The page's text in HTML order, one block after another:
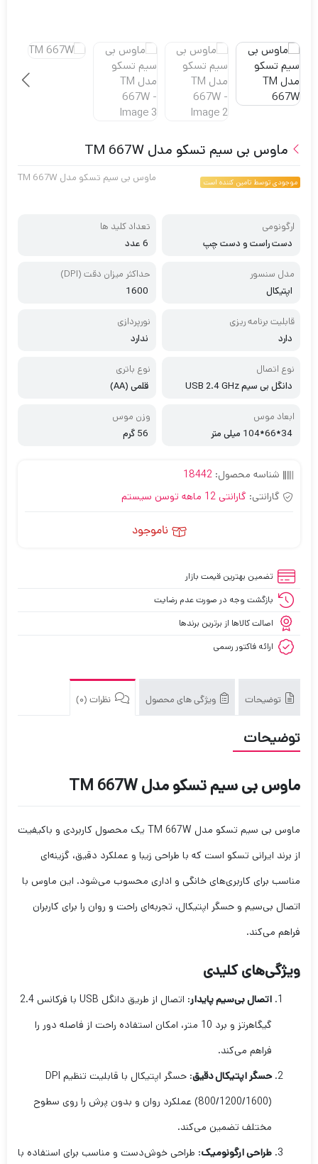
ماوس بی سیم تسکو مدل TM 667W
موجودی توسط تامین کننده است ماوس بی سیم تسکو مدل TM 667W
ارگونومی
دست راست و دست چپ
تعداد کلید ها
6 عدد
مدل سنسور
اپتیکال
حداکثر میزان دقت (DPI)
1600
قابلیت برنامه ریزی
دارد
نورپردازی
ندارد
نوع اتصال
دانگل بی سیم USB 2.4 GHz
نوع باتری
قلمی (AA)
ابعاد موس
34*66*104 میلی متر
وزن موس
56 گرم
شناسه محصول: 18442
گارانتی: گارانتی 12 ماهه توسن سیستم
ناموجود
تضمین بهترین قیمت بازار
بازگشت وجه در صورت عدم رضایت
اصالت کالاها از برترین برندها
ارائه فاکتور رسمی
توضیحات ویژگی های محصول نظرات (0)
توضیحات
ماوس بی سیم تسکو مدل TM 667W
ماوس بی سیم تسکو مدل TM 667W یک محصول کاربردی و باکیفیت
از برند ایرانی تسکو است که با طراحی زیبا و عملکرد دقیق، گزینه‌ای
مناسب برای کاربری‌های خانگی و اداری محسوب می‌شود. این ماوس با
اتصال بی‌سیم و حسگر اپتیکال، تجربه‌ای راحت و روان را برای کاربران
فراهم می‌کند.
ویژگی‌های کلیدی
اتصال بی‌سیم پایدار
: اتصال از طریق دانگل USB با فرکانس 2.4
گیگاهرتز و برد 10 متر، امکان استفاده راحت از فاصله دور را
فراهم می‌کند.
حسگر اپتیکال دقیق
: حسگر اپتیکال با قابلیت تنظیم DPI
(800/1200/1600) عملکرد روان و بدون پرش را روی سطوح
مختلف تضمین می‌کند.
طراحی ارگونومیک: طراحی خوش‌دست و مناسب برای استفاده با